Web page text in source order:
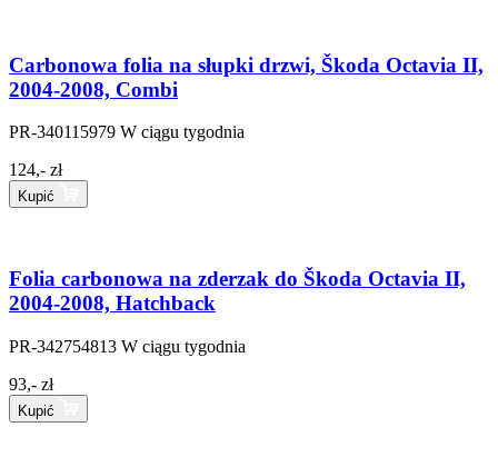
Carbonowa folia na słupki drzwi, Škoda Octavia II,
2004-2008, Combi
PR-340115979 W ciągu tygodnia
124,- zł
Kupić
Folia carbonowa na zderzak do Škoda Octavia II,
2004-2008, Hatchback
PR-342754813 W ciągu tygodnia
93,- zł
Kupić